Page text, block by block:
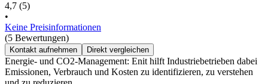
4,7 (5)
•
Keine Preisinformationen
(5 Bewertungen)
Kontakt aufnehmen Direkt vergleichen
Energie- und CO2-Management: Enit hilft Industriebetrieben dabei
Emissionen, Verbrauch und Kosten zu identifizieren, zu verstehen